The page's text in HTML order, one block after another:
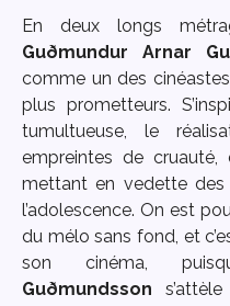
En deux longs
Guðmundur Arnar
comme un des
plus prometteurs.
tumultueuse, le
empreintes de
mettant en vedette des
l’adolescence. On est
du mélo sans fond, et
son cinéma,
Guðmundsson